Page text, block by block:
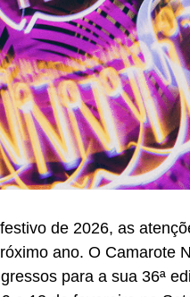
de 2026, as
ano. O Camarote
para a sua 36ª